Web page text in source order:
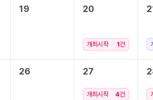
19 20
개최시작 1건
26 27
개최시작 4건